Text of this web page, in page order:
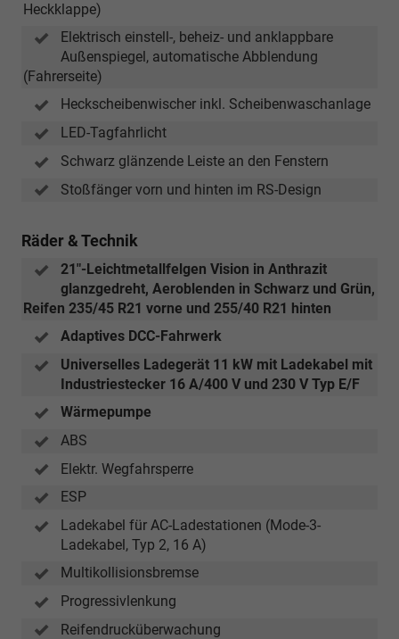
Heckklappe)
Elektrisch einstell-, beheiz- und anklappbare
Außenspiegel, automatische Abblendung
(Fahrerseite)
Heckscheibenwischer inkl. Scheibenwaschanlage
LED-Tagfahrlicht
Schwarz glänzende Leiste an den Fenstern
Stoßfänger vorn und hinten im RS-Design
Räder & Technik
21"-Leichtmetallfelgen Vision in Anthrazit
glanzgedreht, Aeroblenden in Schwarz und Grün,
Reifen 235/45 R21 vorne und 255/40 R21 hinten
Adaptives DCC-Fahrwerk
Universelles Ladegerät 11 kW mit Ladekabel mit
Industriestecker 16 A/400 V und 230 V Typ E/F
Wärmepumpe
ABS
Elektr. Wegfahrsperre
ESP
Ladekabel für AC-Ladestationen (Mode-3-
Ladekabel, Typ 2, 16 A)
Multikollisionsbremse
Progressivlenkung
Reifendrucküberwachung